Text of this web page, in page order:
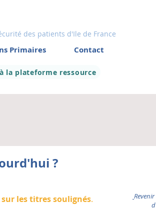
des patients d'Ile de France
Primaires Contact
à la plateforme ressource
?
les titres soulignés.